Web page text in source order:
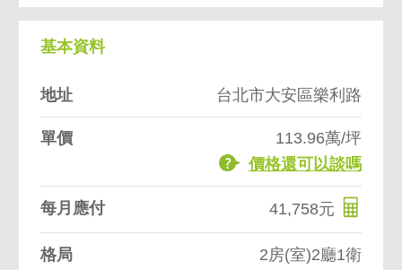
基本資料
地址 台北市大安區樂利路
單價
113.96萬/坪
價格還可以談嗎
每月應付 41,758元
格局 2房(室)2廳1衛